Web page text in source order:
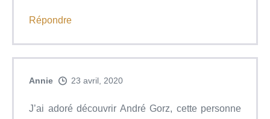
Répondre
Annie 23 avril, 2020
J’ai adoré découvrir André Gorz, cette personne